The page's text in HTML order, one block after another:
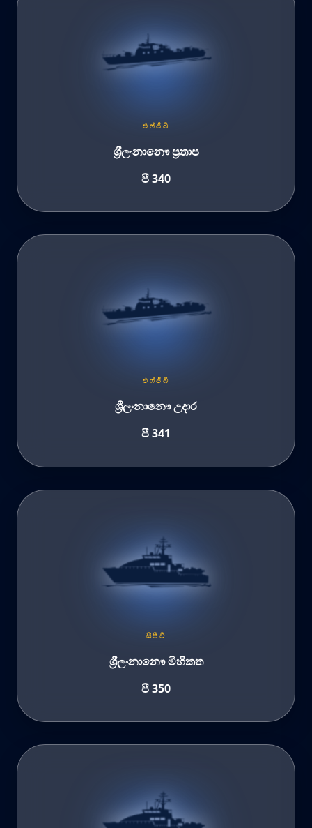
එෆ්ජීබී
ශ්‍රීලංනානෞ ප්‍රතාප
පී 340
එෆ්ජීබී
ශ්‍රීලංනානෞ උදාර
පී 341
සීපීවී
ශ්‍රීලංනානෞ මිහිකත
පී 350